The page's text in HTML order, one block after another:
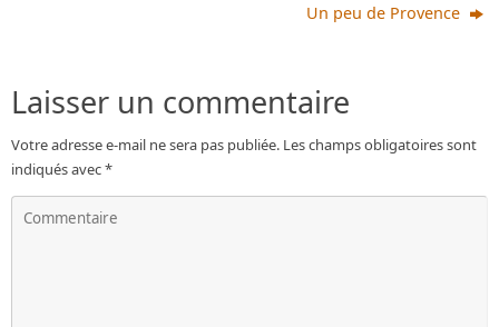
Un peu de Provence
Laisser un commentaire
Votre adresse e-mail ne sera pas publiée. Les champs obligatoires sont
indiqués avec*